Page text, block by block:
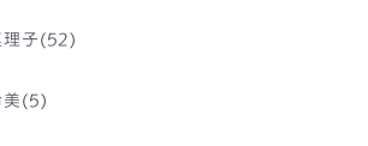
理子(52)
(5)